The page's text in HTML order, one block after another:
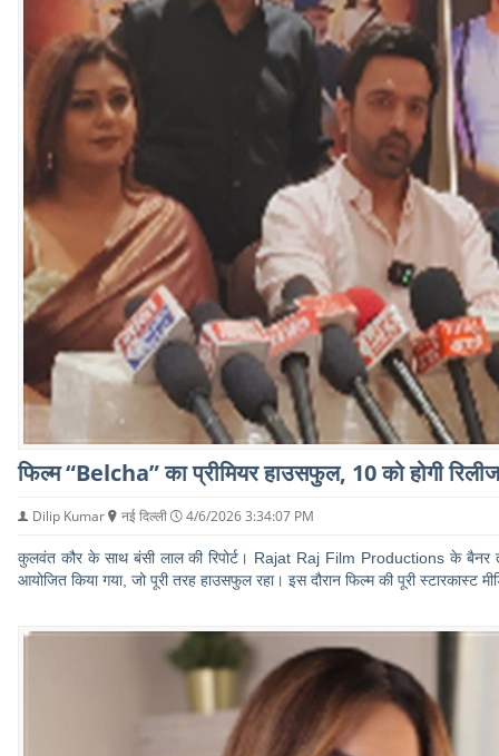
फिल्म “Belcha” का प्रीमियर हाउसफुल, 10 को होगी रिलीज
Dilip Kumar नई दिल्ली 4/6/2026 3:34:07 PM
कुलवंत कौर के साथ बंसी लाल की रिपोर्ट। Rajat Raj Film Productions के बैनर
आयोजित किया गया, जो पूरी तरह हाउसफुल रहा। इस दौरान फिल्म की पूरी स्टारकास्ट